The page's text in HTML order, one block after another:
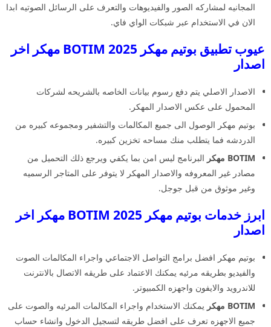
المجانيه لمشاركه الصور والفيديوهات والتعرف على الرسائل الصوتيه ابدا
الان في الاستخدام عبر شبكات الواي فاي.
عيوب تطبيق بوتيم مهكر 2025 BOTIM مهكر اخر
اصدار
الاصدار الاصلي يتم دفع رسوم بيانات الخاصه بالشريحه لشركات
المحمول على عكس الاصدار المهكر.
بوتيم مهكر الوصول الى جميع المكالمات والتشفير ومجموعه كبيره من
الدردشه فما يتطلب منك مساحه تخزين كبيره.
BOTIM مهكر
البرنامج ليس امن بما يكفي ويرجع ذلك التحميل من
مصادر غير المعروفه والاصدار المهكر لا يتوفر على المتاجر الرسميه
وغير موثوق من قبل جوجل.
ابرز خدمات بوتيم مهكر 2025 BOTIM مهكر اخر
اصدار
بوتيم مهكر افضل برامج التواصل الاجتماعي واجراء المكالمات الصوت
والفيديو بطريقه مرئيه يمكنك الاعتماد على طريقه الاتصال بالانترنت
للاندرويد والايفون واجهزه الكمبيوتر.
BOTIM مهكر
يمكنك الاستخدام واجراء المكالمات المرئيه والصوت على
جميع الاجهزه تعرف على افضل طريقه لتسجيل الدخول وانشاء حساب